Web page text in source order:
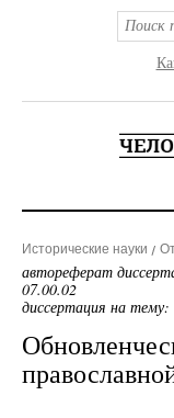
Исторические науки
автореферат
07.00.02
диссертация на тему: